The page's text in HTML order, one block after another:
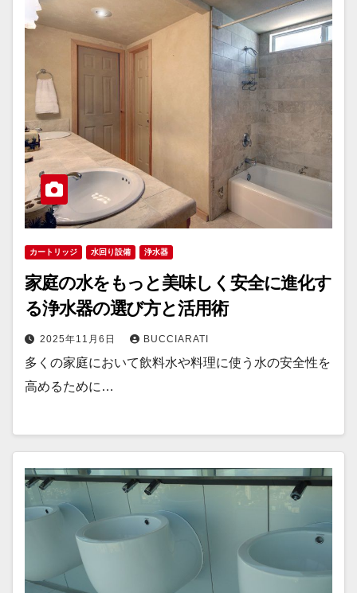
カートリッジ 水回り設備 浄水器
家庭の水をもっと美味しく安全に進化す
る浄水器の選び方と活用術
2025年11月6日 BUCCIARATI
多くの家庭において飲料水や料理に使う水の安全性を
高めるために…